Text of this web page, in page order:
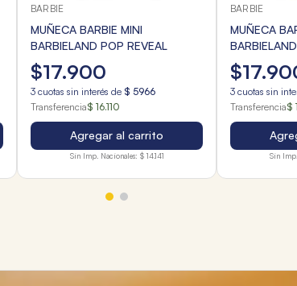
BARBIE
MUÑECA BARBIE MINI
BARBIELAND POP REVEAL
$17.900
3 cuotas sin interés de $ 5966
Transferencia$ 16.110
Agregar al carrito
Sin Imp. Nacionales: $ 14.141
BARBIE
MUÑECA
DOLL AND
$17.
3 cuotas sin
Transferencia$
Sin